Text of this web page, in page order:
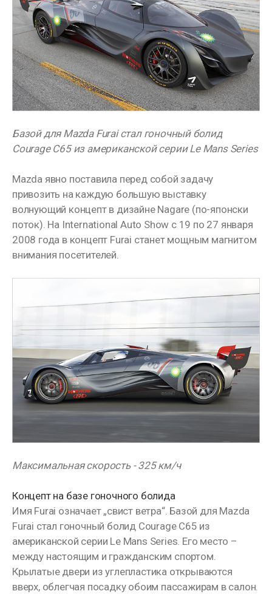
Базой для Mazda Furai стал гоночный болид
Courage C65 из американской серии Le Mans Series
Mazda явно поставила перед собой задачу
привозить на каждую большую выставку
волнующий концепт в дизайне Nagare (по-японски
поток). На International Auto Show с 19 по 27 января
2008 года в концепт Furai станет мощным магнитом
внимания посетителей.
Максимальная скорость - 325 км/ч
Концепт на базе гоночного болида
Имя Furai означает „свист ветра“. Базой для Mazda
Furai стал гоночный болид Courage C65 из
американской серии Le Mans Series. Его место –
между настоящим и гражданским спортом.
Крылатые двери из углепластика открываются
вверх, облегчая посадку обоим пассажирам в салон.